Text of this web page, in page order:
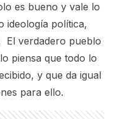
es bueno y vale lo
ideología política,
El verdadero pueblo
piensa que todo lo
y que da igual
para ello.